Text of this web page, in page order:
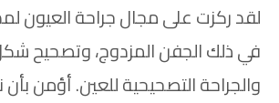
في ذلك الجفن المزدوج، وتصحيح
والجراحة التصحيحية للعين. أؤمن